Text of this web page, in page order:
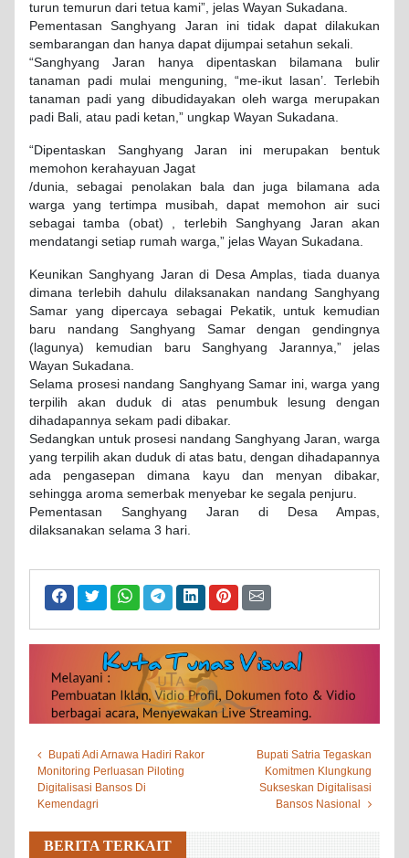
turun temurun dari tetua kami”, jelas Wayan Sukadana.
Pementasan Sanghyang Jaran ini tidak dapat dilakukan
sembarangan dan hanya dapat dijumpai setahun sekali.
“Sanghyang Jaran hanya dipentaskan bilamana bulir
tanaman padi mulai menguning, “me-ikut lasan’. Terlebih
tanaman padi yang dibudidayakan oleh warga merupakan
padi Bali, atau padi ketan,” ungkap Wayan Sukadana.
“Dipentaskan Sanghyang Jaran ini merupakan bentuk
memohon kerahayuan Jagat
/dunia, sebagai penolakan bala dan juga bilamana ada
warga yang tertimpa musibah, dapat memohon air suci
sebagai tamba (obat) , terlebih Sanghyang Jaran akan
mendatangi setiap rumah warga,” jelas Wayan Sukadana.
Keunikan Sanghyang Jaran di Desa Amplas, tiada duanya
dimana terlebih dahulu dilaksanakan nandang Sanghyang
Samar yang dipercaya sebagai Pekatik, untuk kemudian
baru nandang Sanghyang Samar dengan gendingnya
(lagunya) kemudian baru Sanghyang Jarannya,” jelas
Wayan Sukadana.
Selama prosesi nandang Sanghyang Samar ini, warga yang
terpilih akan duduk di atas penumbuk lesung dengan
dihadapannya sekam padi dibakar.
Sedangkan untuk prosesi nandang Sanghyang Jaran, warga
yang terpilih akan duduk di atas batu, dengan dihadapannya
ada pengasepan dimana kayu dan menyan dibakar,
sehingga aroma semerbak menyebar ke segala penjuru.
Pementasan Sanghyang Jaran di Desa Ampas,
dilaksanakan selama 3 hari.
Bupati Adi Arnawa Hadiri Rakor
Monitoring Perluasan Piloting
Digitalisasi Bansos Di
Kemendagri
Bupati Satria Tegaskan
Komitmen Klungkung
Sukseskan Digitalisasi
Bansos Nasional
BERITA TERKAIT